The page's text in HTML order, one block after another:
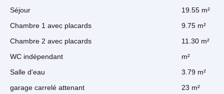
Séjour
19.55 m²
Chambre 1 avec placards
9.75 m²
Chambre 2 avec placards
11.30 m²
WC indépendant
m²
Salle d'eau
3.79 m²
garage carrelé attenant
23 m²